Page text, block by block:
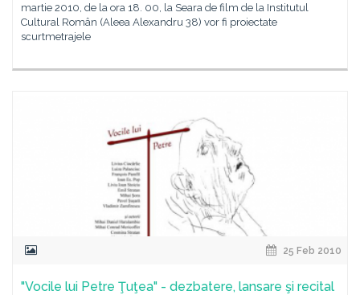
martie 2010, de la ora 18. 00, la Seara de film de la Institutul
Cultural Român (Aleea Alexandru 38) vor fi proiectate
scurtmetrajele
25 Feb 2010
"Vocile lui Petre Ţuţea" - dezbatere, lansare şi recital